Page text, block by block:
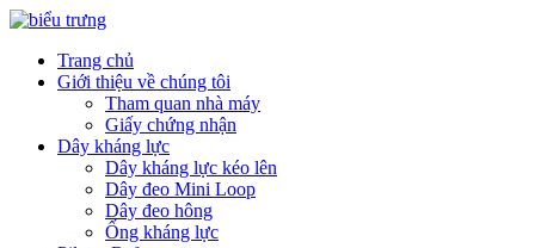
Trang chủ
Giới thiệu về chúng tôi
Tham quan nhà máy
Giấy chứng nhận
Dây kháng lực
Dây kháng lực kéo lên
Dây đeo Mini Loop
Dây đeo hông
Ống kháng lực